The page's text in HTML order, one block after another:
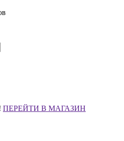
ПЕРЕЙТИ В МАГАЗИН